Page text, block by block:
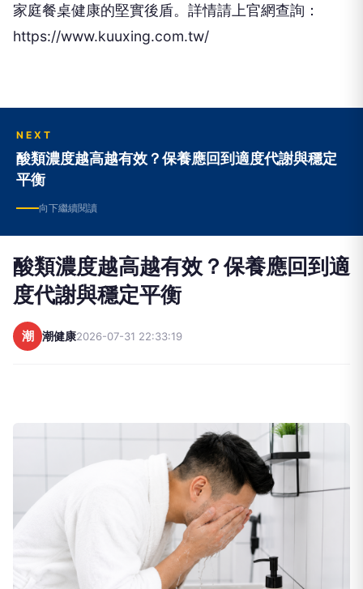
家庭餐桌健康的堅實後盾。詳情請上官網查詢：
https://www.kuuxing.com.tw/
NEXT
酸類濃度越高越有效？保養應回到適度代謝與穩定
平衡
向下繼續閱讀
酸類濃度越高越有效？保養應回到適
度代謝與穩定平衡
潮 潮健康2026-07-31 22:33:19